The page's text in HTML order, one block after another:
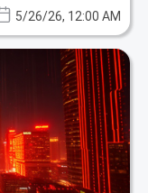
5/26/26, 12:00 AM